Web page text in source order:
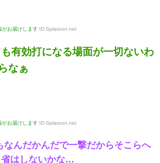
がお届けします ID:Splatoon.net
有効打になる場面が一切ないわ
なぁ
がお届けします ID:Splatoon.net
なんだかんだで一撃だからそこらへ
はしないかな…